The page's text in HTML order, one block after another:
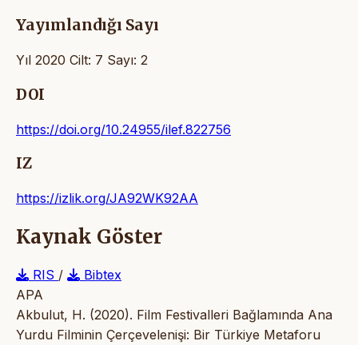
Yayımlandığı Sayı
Yıl 2020 Cilt: 7 Sayı: 2
DOI
https://doi.org/10.24955/ilef.822756
IZ
https://izlik.org/JA92WK92AA
Kaynak Göster
RIS /
Bibtex
APA
Akbulut, H. (2020). Film Festivalleri Bağlamında Ana
Yurdu Filminin Çerçevelenişi: Bir Türkiye Metaforu